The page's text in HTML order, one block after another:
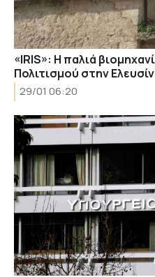
«IRIS»: Η παλιά
Πολιτισμού στην
29/01 06:20